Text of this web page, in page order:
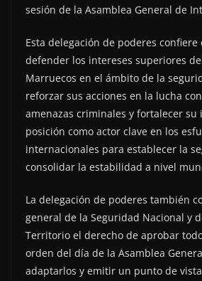
sesión de la Asamblea General de
Esta delegación de poderes
defender los intereses superiores
Marruecos en el ámbito de la
reforzar sus acciones en la lucha
amenazas criminales y fortalecer su
posición como actor clave en los
internacionales para establecer la
consolidar la estabilidad a nivel
La delegación de poderes también
general de la Seguridad Nacional y
Territorio el derecho de aprobar
orden del día de la Asamblea
adaptarlos y emitir un punto de